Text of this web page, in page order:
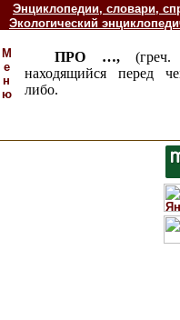
Энциклопедии, словари,
Экологический
М
е
н
ю
ПРО …,(греч.
находящийся перед
либо.